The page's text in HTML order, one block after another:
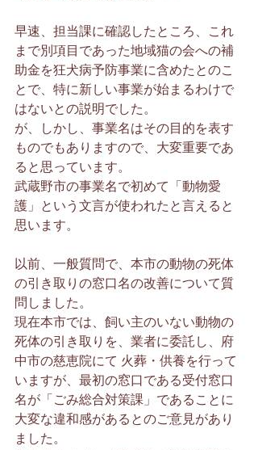
早速、担当課に確認したところ、これ
まで別項目であった地域猫の会への補
助金を狂犬病予防事業に含めたとのこ
とで、特に新しい事業が始まるわけで
はないとの説明でした。
が、しかし、事業名はその目的を表す
ものでもありますので、大変重要であ
ると思っています。
武蔵野市の事業名で初めて「動物愛
護」という文言が使われたと言えると
思います。
以前、一般質問で、本市の動物の死体
の引き取りの窓口名の改善について質
問しました。
現在本市では、飼い主のいない動物の
死体の引き取りを、業者に委託し、府
中市の慈恵院にて 火葬・供養を行って
いますが、最初の窓口である受付窓口
名が「ごみ総合対策課」であることに
大変な違和感があるとのご意見があり
ました。